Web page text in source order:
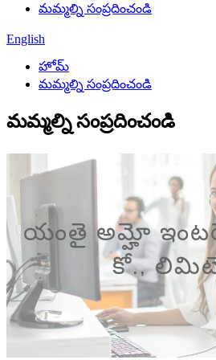
మమ్మల్ని సంప్రదించండి
English
హోమ్
మమ్మల్ని సంప్రదించండి
మమ్మల్ని సంప్రదించండి
యంతై అమ్హో
కో.,